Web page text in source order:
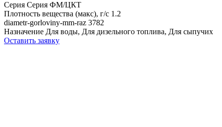
Серия Серия ФМ/ЦКТ
Плотность вещества (макс), г/с 1.2
diametr-gorloviny-mm-raz 3782
Назначение Для воды, Для дизельного топлива, Для сыпучих
Оставить заявку